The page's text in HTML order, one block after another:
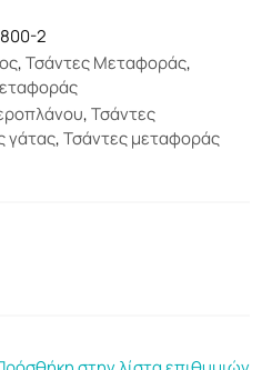
2
,Τσάντες Μεταφοράς,
,Τσάντες
γάτας,Τσάντες μεταφοράς